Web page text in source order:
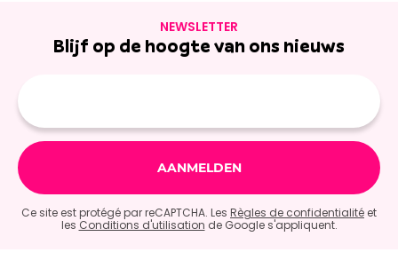
NEWSLETTER
Blijf op de hoogte van ons nieuws
Ce site est protégé par reCAPTCHA. Les Règles de confidentialité et
les Conditions d'utilisation de Google s'appliquent.